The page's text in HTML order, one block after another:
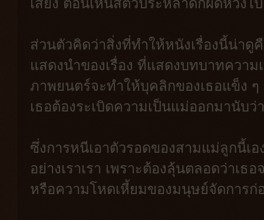
ส่วนตัวคิดว่าสิ่งที่ทำให้หนังเรื่องนี้น่าดู
แสดงนำของเรื่อง ที่แสดงบทบาทควา
ภาพยนตร์จะทำให้บุคลิกของเธอแข็ง
เธอต้องระเบิดความเป็นแม่ออกมานับ
ซึ่งการหนีเอาตัวรอดของสามแม่ลูกนี้เ
อย่างเราเรา เพราะต้องลุ้นตลอดว่าเ
หรือความโหดเหี้ยมของมนุษย์จัดการ